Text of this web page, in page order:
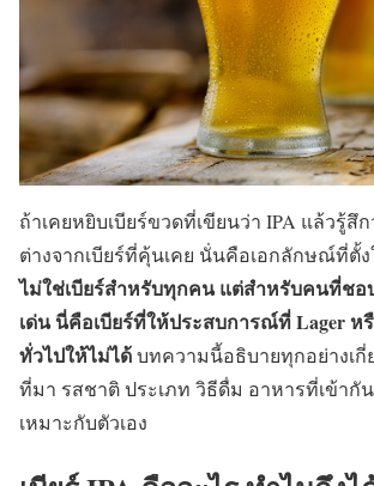
ถ้าเคยหยิบเบียร์ขวดที่เขียนว่า IPA แล้วรู้สึ
ต่างจากเบียร์ที่คุ้นเคย นั่นคือเอกลักษณ์ที่ตั้
ไม่ใช่เบียร์สำหรับทุกคน แต่สำหรับคนที่ช
เด่น นี่คือเบียร์ที่ให้ประสบการณ์ที่ Lager ห
ทั่วไปให้ไม่ได้บทความนี้อธิบายทุกอย่างเกี่
ที่มา รสชาติ ประเภท วิธีดื่ม อาหารที่เข้ากั
เหมาะกับตัวเอง